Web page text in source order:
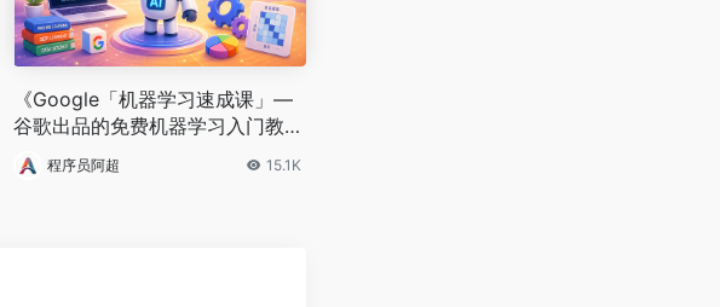
《Google「机器学习速成课」—
谷歌出品的免费机器学习入门教
程》
程序员阿超 15.1K